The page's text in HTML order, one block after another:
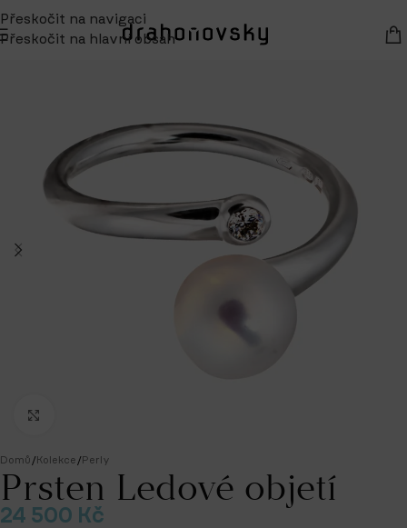
Přeskočit na navigaci
Přeskočit na hlavní obsah
Domů /Kolekce /Perly
Prsten Ledové objetí
24 500 Kč